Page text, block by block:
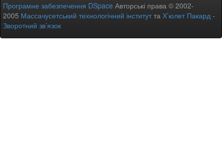
Програмне забезпечення DSpace Авторські права © 2002-
2005 Массачусетський технологічний інститутта Х’юлет Пакард -
Зворотний зв’язок